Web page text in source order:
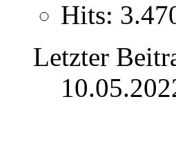
Hits:
Letzter